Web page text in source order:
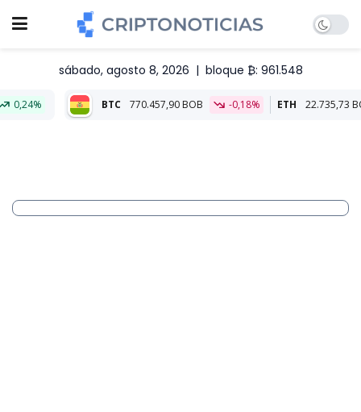
sábado, agosto 8, 2026 | bloque ₿: 961.548
BTC 770.457,90 BOB -0,18% ETH 22.735,73 BOB -0,37%